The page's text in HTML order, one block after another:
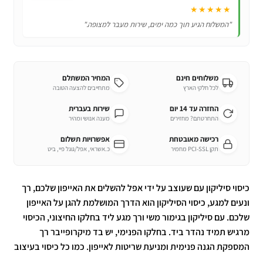
★★★★★
"המשלוח הגיע תוך כמה ימים, שירות מעבר למצופה."
משלוחים חינם
לכל חלקי הארץ
המחיר המשתלם
מתחייבים להצעה הטובה
החזרה עד 14 יום
התחרטתם? מחזירים
שירות בעברית
מענה אנושי ומהיר
רכישה מאובטחת
תקן PCI-SSL מחמיר
אפשרויות תשלום
כ.אשראי, אפל/גוגל פיי, ביט
כיסוי סיליקון עם שעוצב על ידי אפל להשלים את האייפון שלכם, רך
ונעים למגע, כיסוי הסיליקון הוא הדרך המושלמת להגן על האייפון
שלכם. עם סיליקון בגימור משי ורך מגע ליד בחלקו החיצוני, הכיסוי
מרגיש תמיד נהדר ביד. בחלקו הפנימי, יש בד מיקרופייבר רך
המספקת הגנה פנימית ומניעת שריטות לאייפון. כמו כל כיסוי בעיצוב